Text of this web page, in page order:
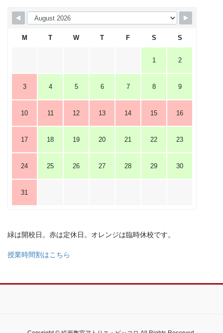
M T W T F S S
1 2
3 4 5 6 7 8 9
10 11 12 13 14 15 16
17 18 19 20 21 22 23
24 25 26 27 28 29 30
31
緑は開校日。赤は定休日。オレンジは臨時休校です。
授業時間割はこちら